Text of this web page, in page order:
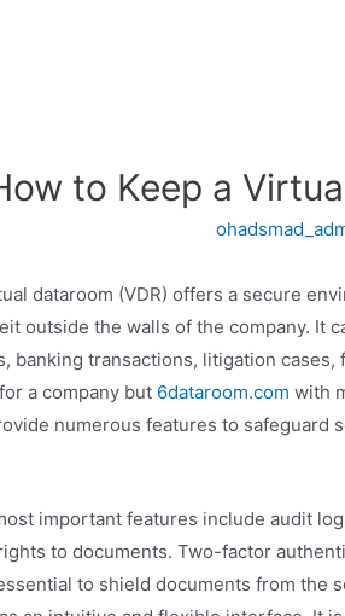
to Keep a
dataroom (VDR) offers a secure
outside the walls of the company. It
banking transactions, litigation
a company but 6dataroom.com with
numerous features to safeguard
important features include audit
to documents. Two-factor
to shield documents from the